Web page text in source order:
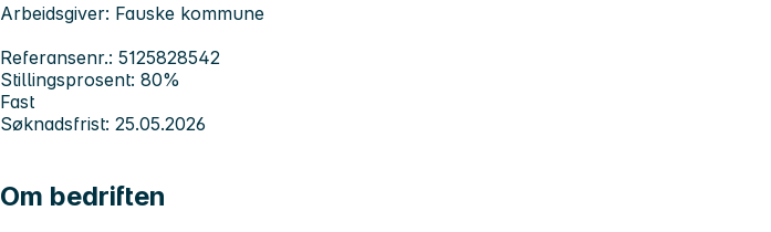
Arbeidsgiver: Fauske kommune
Referansenr.: 5125828542
Stillingsprosent: 80%
Fast
Søknadsfrist: 25.05.2026
Om bedriften